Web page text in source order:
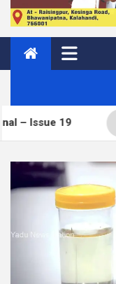
How to